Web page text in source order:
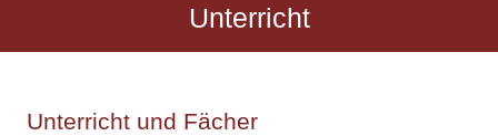
Unterricht
Unterricht und Fächer